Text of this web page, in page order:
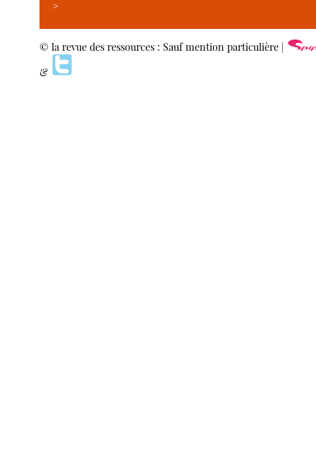
>
© la revue des ressources : Sauf mention particulière |
&